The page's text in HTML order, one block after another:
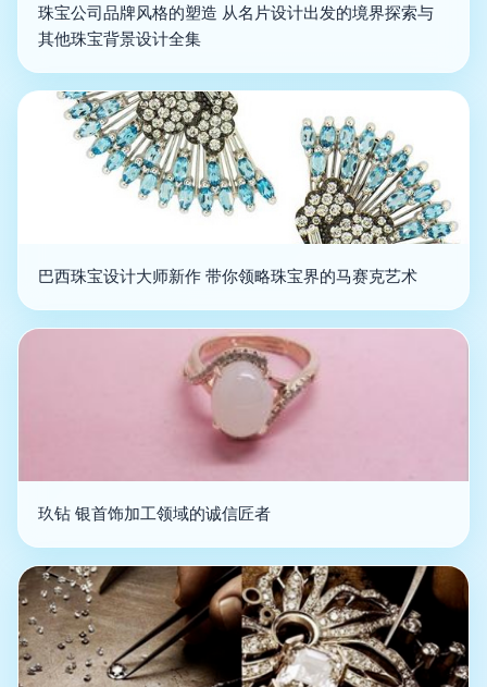
珠宝公司品牌风格的塑造 从名片设计出发的境界探索与
其他珠宝背景设计全集
巴西珠宝设计大师新作 带你领略珠宝界的马赛克艺术
玖钻 银首饰加工领域的诚信匠者